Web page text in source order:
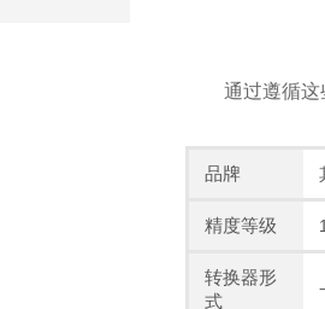
通过遵循这些
品牌
精度等级
转换器形
式